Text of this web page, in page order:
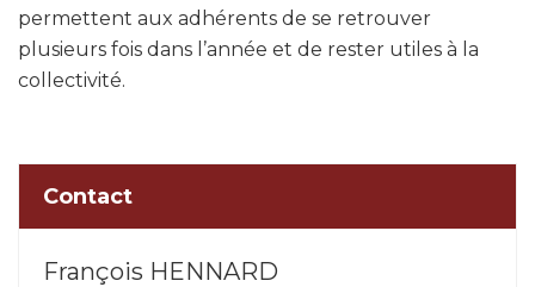
permettent aux adhérents de se retrouver
plusieurs fois dans l’année et de rester utiles à la
collectivité.
Contact
François HENNARD